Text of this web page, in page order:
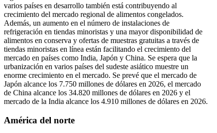
varios países en desarrollo también está contribuyendo al
crecimiento del mercado regional de alimentos congelados.
Además, un aumento en el número de instalaciones de
refrigeración en tiendas minoristas y una mayor disponibilidad de
alimentos en conserva y ofertas de muestras gratuitas a través de
tiendas minoristas en línea están facilitando el crecimiento del
mercado en países como India, Japón y China. Se espera que la
urbanización en varios países del sudeste asiático muestre un
enorme crecimiento en el mercado. Se prevé que el mercado de
Japón alcance los 7.750 millones de dólares en 2026, el mercado
de China alcance los 34.820 millones de dólares en 2026 y el
mercado de la India alcance los 4.910 millones de dólares en 2026.
América del norte